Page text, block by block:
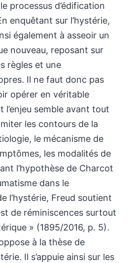
processus d’édification
enquêtant sur l’hystérie,
également à asseoir un
nouveau, reposant sur
règles et une
Il ne faut donc pas
opérer en véritable
l’enjeu semble avant tout
les contours de la
le mécanisme de
les modalités de
l’hypothèse de Charcot
dans le
l’hystérie, Freud soutient
de réminiscences surtout
» (1895/2016, p. 5).
à la thèse de
Il s’appuie ainsi sur les